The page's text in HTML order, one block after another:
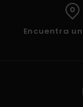
Encuentra